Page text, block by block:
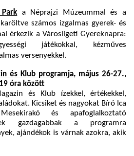
a Néprajzi Múzeummal és a
számos izgalmas gyerek- és
érkezik a Városligeti Gyereknapra:
játékokkal, kézműves
versenyekkel.
és Klub programja, május 26-27.,
óra között
és Klub ízekkel, értékekkel,
Kicsiket és nagyokat Bíró Ica
és apafoglalkoztató
gazdagabbak a programra
ajándékok is várnak azokra, akik